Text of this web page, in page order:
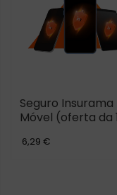
Seguro Insurama
Móvel (oferta da
6,29 €